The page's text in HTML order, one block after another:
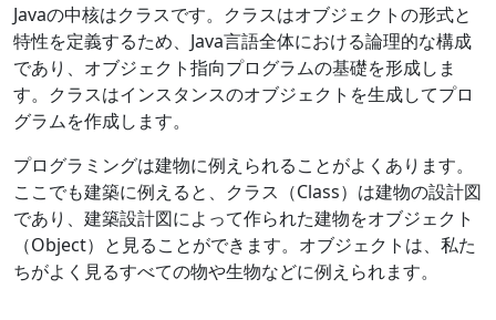
Javaの中核はクラスです。クラスはオブジェクトの形式と
特性を定義するため、Java言語全体における論理的な構成
であり、オブジェクト指向プログラムの基礎を形成しま
す。クラスはインスタンスのオブジェクトを生成してプロ
グラムを作成します。
プログラミングは建物に例えられることがよくあります。
ここでも建築に例えると、クラス（Class）は建物の設計図
であり、建築設計図によって作られた建物をオブジェクト
（Object）と見ることができます。オブジェクトは、私た
ちがよく見るすべての物や生物などに例えられます。